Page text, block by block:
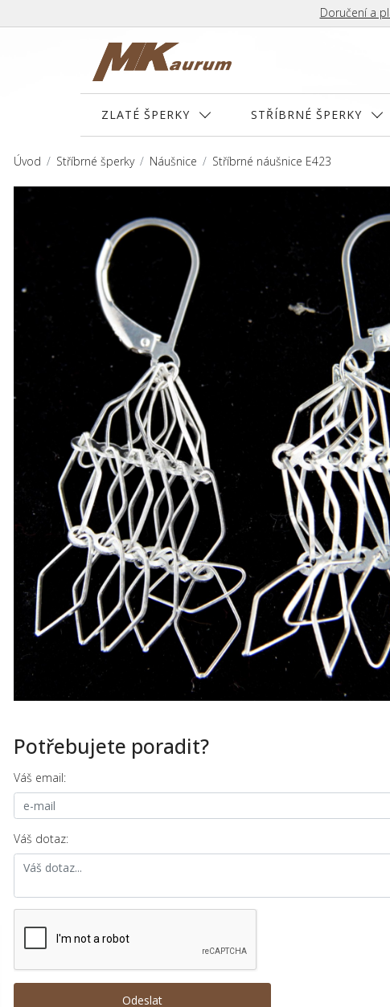
Doručení a
ZLATÉ ŠPERKY STŘÍBRNÉ ŠPERKY
Úvod Stříbrné šperky Náušnice Stříbrné náušnice E423
Potřebujete poradit?
Váš email:
Váš dotaz: